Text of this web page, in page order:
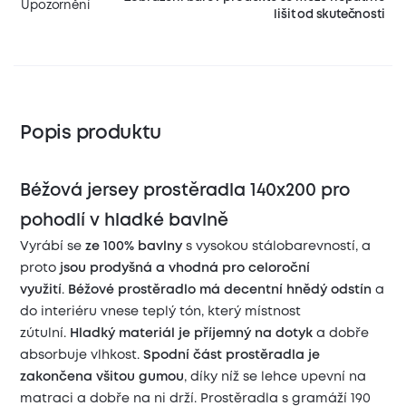
Upozornění
lišit od skutečnosti
Popis produktu
Béžová jersey prostěradla 140x200 pro
pohodlí v hladké bavlně
Vyrábí seze 100% bavlny s vysokou stálobarevností, a
proto jsou prodyšná a vhodná pro celoroční
využití. Béžové prostěradlo má decentní hnědý odstín a
do interiéru vnese teplý tón, který místnost
zútulní. Hladký materiál je příjemný na dotyk a dobře
absorbuje vlhkost.Spodní část prostěradla je
zakončena všitou gumou, díky níž se lehce upevní na
matraci a dobře na ni drží. Prostěradla s gramáží 190